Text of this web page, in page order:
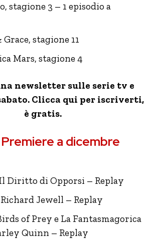
stagione 3 – 1 episodio a
stagione 11
Mars, stagione 4
newsletter sulle serie tv e
Clicca qui per iscriverti,
è gratis.
a dicembre
Il Diritto di Opporsi – Replay
Jewell – Replay
of Prey e La Fantasmagorica
Quinn – Replay